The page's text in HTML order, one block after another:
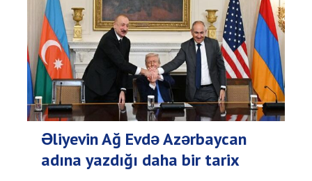
Əliyevin Ağ Evdə Azərbaycan
adına yazdığı daha bir tarix